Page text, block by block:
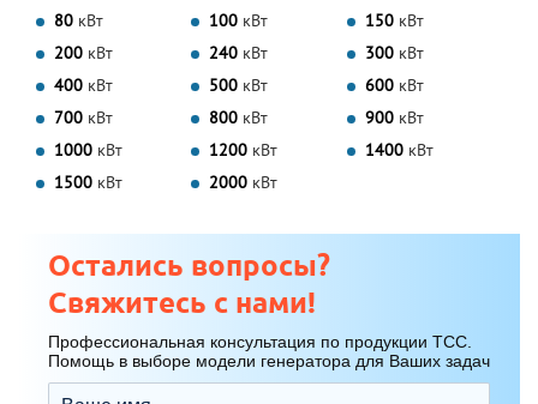
80 кВт 100 кВт 150 кВт
200 кВт 240 кВт 300 кВт
400 кВт 500 кВт 600 кВт
700 кВт 800 кВт 900 кВт
1000 кВт 1200 кВт 1400 кВт
1500 кВт 2000 кВт
Остались вопросы?
Свяжитесь с нами!
Профессиональная консультация по продукции ТСС.
Помощь в выборе модели генератора для Ваших задач